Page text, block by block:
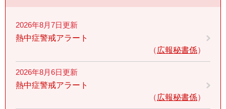
2026年8月7日更新
熱中症警戒アラート
広報秘書係
2026年8月6日更新
熱中症警戒アラート
広報秘書係